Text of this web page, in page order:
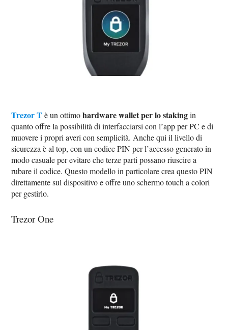
Trezor Tè un ottimohardware wallet per lo stakingin
quanto offre la possibilità di interfacciarsi con l’app per PC e di
muovere i propri averi con semplicità. Anche qui il livello di
sicurezza è al top, con un codice PIN per l’accesso generato in
modo casuale per evitare che terze parti possano riuscire a
rubare il codice. Questo modello in particolare crea questo PIN
direttamente sul dispositivo e offre uno schermo touch a colori
per gestirlo.
Trezor One